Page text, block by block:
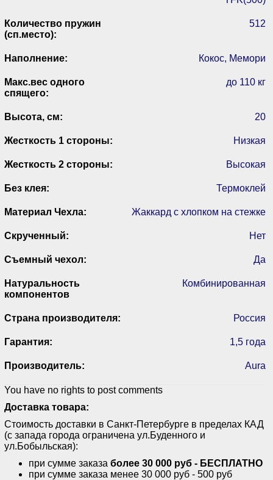
Количество пружин
(сп.место):
512
Наполнение: Кокос, Мемори
Макс.вес одного
спящего:
до 110 кг
Высота, см: 20
Жесткость 1 стороны: Низкая
Жесткость 2 стороны: Высокая
Без клея: Термоклей
Материал Чехла: Жаккард с хлопком на стежке
Скрученный: Нет
Съемный чехол: Да
Натуральность
компонентов
Комбинированная
Страна производителя: Россия
Гарантия: 1,5 года
Производитель: Aura
You have no rights to post comments
Доставка товара:
Стоимость доставки в Санкт-Петербурге в пределах КАД
(с запада города ограничена ул.Буденного и
ул.Бобыльская):
при сумме заказа более 30 000 руб - БЕСПЛАТНО
при сумме заказа менее 30 000 руб - 500 руб